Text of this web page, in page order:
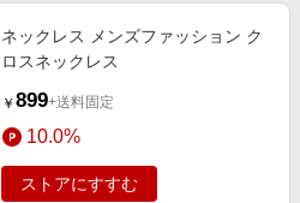
ネックレス メンズファッション ク
ロスネックレス
￥ 899+送料固定
10.0%
ストアにすすむ